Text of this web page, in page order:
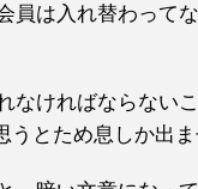
員は入れ替わって
なければならない
とため息しか出ま